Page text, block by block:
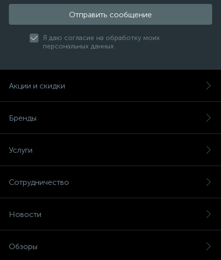
Отправить сообщение
Я даю согласие на обработку моих
персональных данных
Акции и скидки
Бренды
Услуги
Сотрудничество
Новости
Обзоры